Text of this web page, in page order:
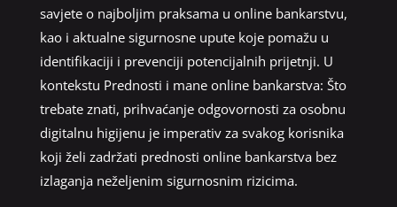
savjete o najboljim praksama u online bankarstvu,
kao i aktualne sigurnosne upute koje pomažu u
identifikaciji i prevenciji potencijalnih prijetnji. U
kontekstu Prednosti i mane online bankarstva: Što
trebate znati, prihvaćanje odgovornosti za osobnu
digitalnu higijenu je imperativ za svakog korisnika
koji želi zadržati prednosti online bankarstva bez
izlaganja neželjenim sigurnosnim rizicima.